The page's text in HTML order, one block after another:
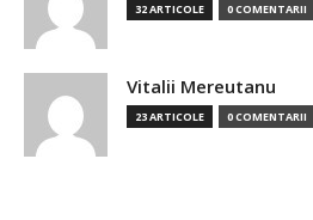
32 ARTICOLE 0 COMENTARII
Vitalii Mereutanu
23 ARTICOLE 0 COMENTARII